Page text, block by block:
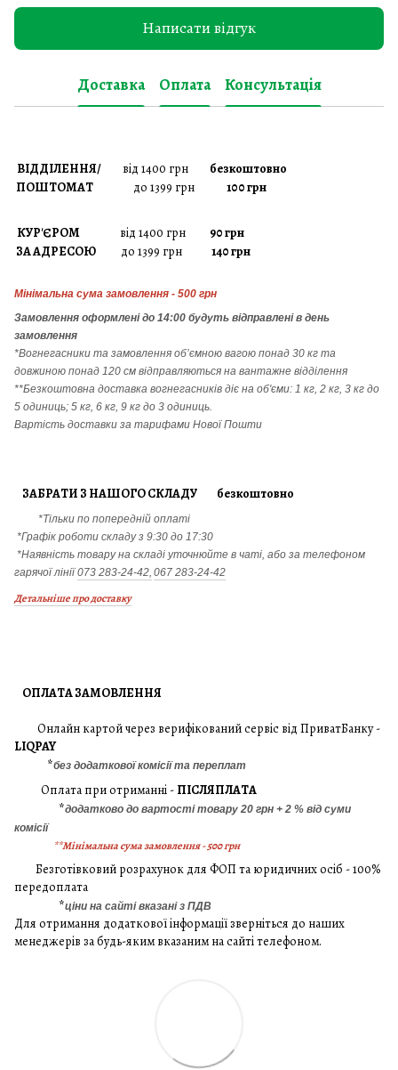
Написати відгук
Доставка Оплата Консультація
ВІДДІЛЕННЯ/ від 1400 грн безкоштовно
ПОШТОМАТ до 1399 грн 100 грн
КУР'ЄРОМ від 1400 грн 90 грн
ЗА АДРЕСОЮ до 1399 грн 140 грн
Мінімальна сума замовлення - 500 грн
Замовлення оформлені до 14:00 будуть відправлені в день
замовлення
*Вогнегасники та замовлення об’ємною вагою понад 30 кг та
довжиною понад 120 см відправляються на вантажне відділення
**Безкоштовна доставка вогнегасників діє на об'єми: 1 кг, 2 кг, 3 кг до
5 одиниць; 5 кг, 6 кг, 9 кг до 3 одиниць.
Вартість доставки за тарифами Нової Пошти
ЗАБРАТИ З НАШОГО СКЛАДУ безкоштовно
*Тільки по попередній оплаті
*Графік роботи складу з 9:30 до 17:30
*Наявність товару на складі уточнюйте в чаті, або за телефоном
гарячої лінії073 283-24-42, 067 283-24-42
Детальніше про доставку
ОПЛАТА ЗАМОВЛЕННЯ
Онлайн картой через верифікований сервіс від ПриватБанку -
LIQPAY
*без додаткової комісії та переплат
Оплата при отриманні - ПІСЛЯПЛАТА
*додатково до вартості товару 20 грн + 2 % від суми
комісії
**Мінімальна сума замовлення - 500 грн
Безготівковий розрахунок для ФОП та юридичних осіб - 100%
передоплата
*ціни на сайті вказані з ПДВ
Для отримання додаткової інформації зверніться до наших
менеджерів за будь-яким вказаним на сайті телефоном.